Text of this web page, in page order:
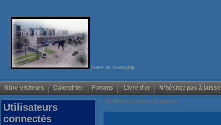
Gare de Grenoble
Nbre visiteurs Calendrier Forums Livre d'or N'hésitez pas à
Voir/Cacher menus de gauche
Utilisateurs
connectés